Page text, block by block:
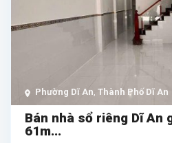
Phường Dĩ An, Thành Phố Dĩ An
Bán nhà sổ riêng Dĩ An
61m...